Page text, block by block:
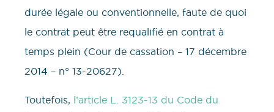
durée légale ou conventionnelle, faute de quoi
le contrat peut être requalifié en contrat à
temps plein (Cour de cassation – 17 décembre
2014 – n° 13-20627).
Toutefois, l’article L. 3123-13 du Code du